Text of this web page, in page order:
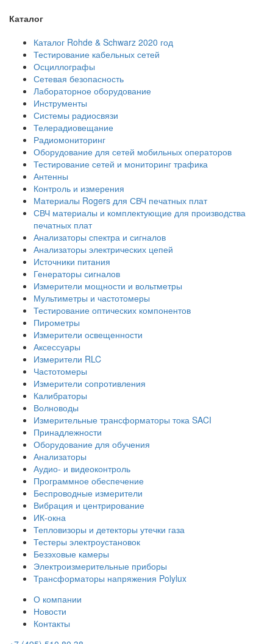
Каталог
Каталог Rohde & Schwarz 2020 год
Тестирование кабельных сетей
Осциллографы
Сетевая безопасность
Лабораторное оборудование
Инструменты
Системы радиосвязи
Телерадиовещание
Радиомониторинг
Оборудование для сетей мобильных операторов
Тестирование сетей и мониторинг трафика
Антенны
Контроль и измерения
Материалы Rogers для СВЧ печатных плат
СВЧ материалы и комплектующие для производства
печатных плат
Анализаторы спектра и сигналов
Анализаторы электрических цепей
Источники питания
Генераторы сигналов
Измерители мощности и вольтметры
Мультиметры и частотомеры
Тестирование оптических компонентов
Пирометры
Измерители освещенности
Аксессуары
Измерители RLC
Частотомеры
Измерители сопротивления
Калибраторы
Волноводы
Измерительные трансформаторы тока SACI
Принадлежности
Оборудование для обучения
Анализаторы
Аудио- и видеоконтроль
Программное обеспечение
Беспроводные измерители
Вибрация и центрирование
ИК-окна
Тепловизоры и детекторы утечки газа
Тестеры электроустановок
Безэховые камеры
Электроизмерительные приборы
Трансформаторы напряжения Polylux
О компании
Новости
Контакты